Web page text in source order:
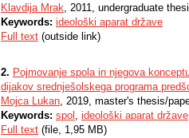
Klavdija Mrak, 2011, undergraduate
Keywords: ideološki aparat države
Full text (outside link)
2. Pojmovanje spola in njegova
dijakov srednješolskega programa
Mojca Lukan, 2019, master's thesis/
Keywords: spol , ideološki aparat države
Full text (file, 1,95 MB)